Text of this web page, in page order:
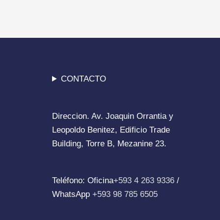
CONTACTO
Direccion. Av. Joaquin Orrantia y
Leopoldo Benitez, Edificio Trade
Building, Torre B, Mezanine 23.
Teléfono: Oficina+593 4 263 9336 /
WhatsApp +593 98 785 6505